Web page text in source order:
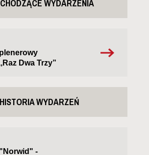
WYDARZENIA
Dwa Trzy”
HISTORIA WYDARZEŃ
-